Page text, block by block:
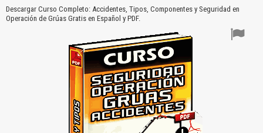
Descargar Curso Completo: Accidentes, Tipos, Componentes y Seguridad en
Operación de Grúas Gratis en Español y PDF.